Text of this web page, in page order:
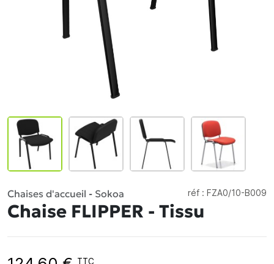
Chaises d'accueil - Sokoa réf : FZA0/10-B009
Chaise FLIPPER - Tissu
TTC